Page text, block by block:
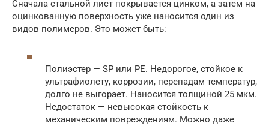
Сначала стальной лист покрывается цинком, а затем на
оцинкованную поверхность уже наносится один из
видов полимеров. Это может быть:
Полиэстер — SP или PE. Недорогое, стойкое к
ультрафиолету, коррозии, перепадам температур,
долго не выгорает. Наносится толщиной 25 мкм.
Недостаток — невысокая стойкость к
механическим повреждениям. Можно даже